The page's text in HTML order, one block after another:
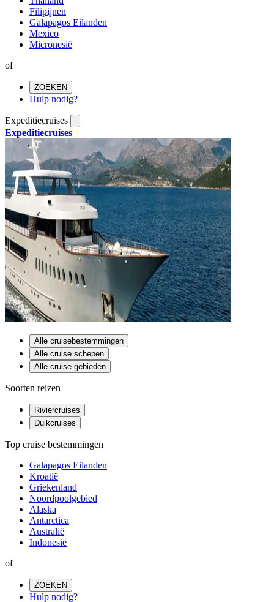
Filipijnen
Galapagos Eilanden
Mexico
Micronesië
of
ZOEKEN
Hulp nodig?
Expeditiecruises
Expeditiecruises
Alle cruisebestemmingen
Alle cruise schepen
Alle cruise gebieden
Soorten reizen
Riviercruises
Duikcruises
Top cruise bestemmingen
Galapagos Eilanden
Kroatië
Griekenland
Noordpoolgebied
Alaska
Antarctica
Australië
Indonesië
of
ZOEKEN
Hulp nodig?